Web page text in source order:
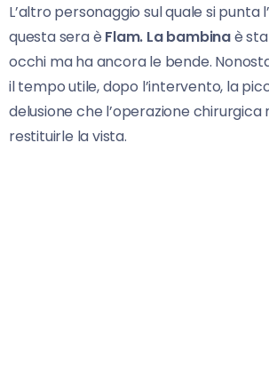
L’altro personaggio sul quale si punta
questa sera è Flam. La bambinaè
occhi ma ha ancora le bende.
il tempo utile, dopo l’intervento, la
delusione che l’operazione chirurgica
restituirle la vista.